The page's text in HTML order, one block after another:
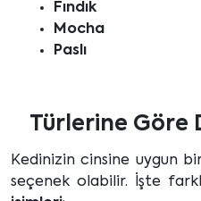
Fındık
Mocha
Paslı
Türlerine Göre
Kedinizin cinsine uygun
seçenek olabilir. İşte